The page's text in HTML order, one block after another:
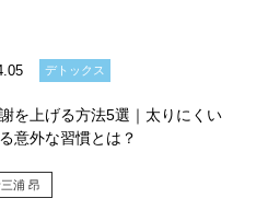
デトックス
を上げる方法5選｜太りにくい
意外な習慣とは？
浦 昂